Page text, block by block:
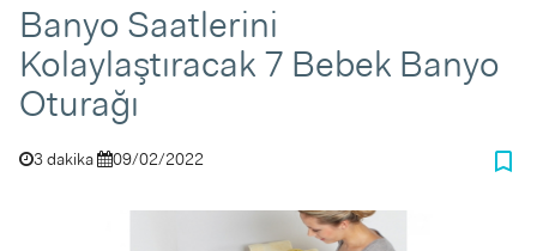
Banyo Saatlerini
Kolaylaştıracak 7 Bebek Banyo
Oturağı
3 dakika 09/02/2022 bookmark_border